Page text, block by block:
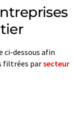
ci-dessous afin
filtrées parsecteur